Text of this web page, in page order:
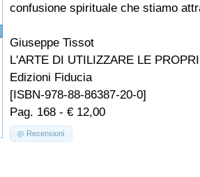
confusione spirituale che stiamo
Giuseppe Tissot
L'ARTE DI UTILIZZARE LE
Edizioni Fiducia
[ISBN-978-88-86387-20-0]
Pag. 168 - € 12,00
Recensioni